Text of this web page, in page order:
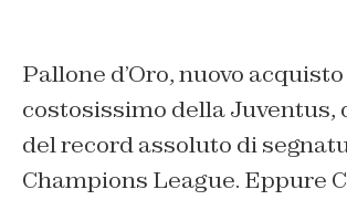
Pallone d’Oro, nuovo acquisto
costosissimo della Juventus,
del record assoluto di
Champions League. Eppure